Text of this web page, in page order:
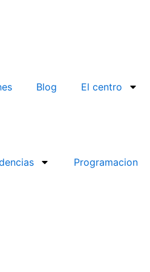
Blog El centro
Programacion